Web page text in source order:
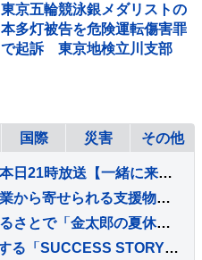
東京五輪競泳銀メダリストの
本多灯被告を危険運転傷害罪
で起訴 東京地検立川支部
国際 災害 その他
松村北斗主演『告白』 本日21時放送【一緒に来るの夢だったんです】 「第5話あらすじ＆新場面写真6点」公開！！
被災地・熊本では国や企業から寄せられる支援物資の仕分け作業続く 熊本地震2回目の週末
道の駅足柄・金太郎のふるさとで「金太郎の夏休み」大感謝セール開催
優れたIT導入事例を表彰する「SUCCESS STORY AWARD 2026 Autumn」が応募受付を開始